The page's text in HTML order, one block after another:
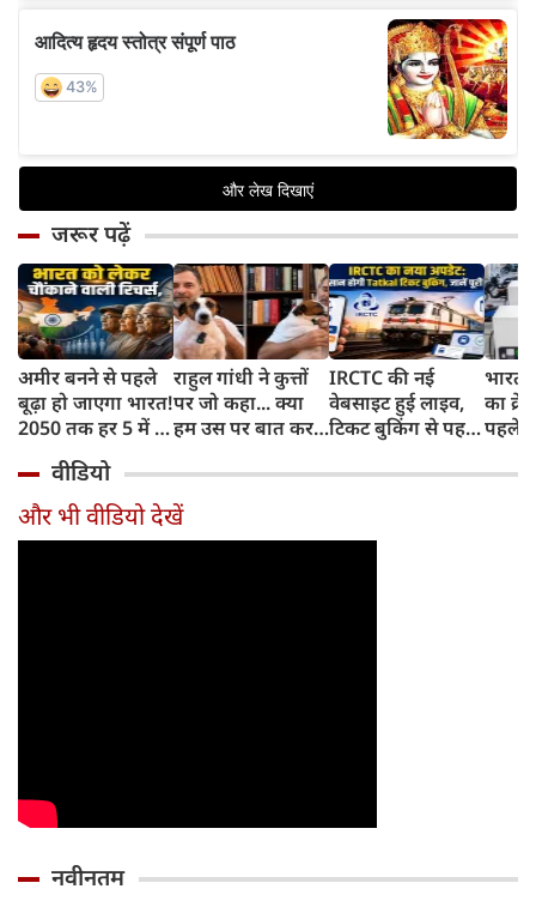
जरूर पढ़ें
अमीर बनने से पहले
बूढ़ा हो जाएगा भारत!
2050 तक हर 5 में 1
साल से ज्यादा उम्र का
राहुल गांधी ने कुत्तों
पर जो कहा... क्या
हम उस पर बात कर
IRCTC की नई
वेबसाइट हुई लाइव,
टिकट बुकिंग से पहले
काम, जानें पूरा
भारत
का
पहले
और
वीडियो
और भी वीडियो देखें
नवीनतम